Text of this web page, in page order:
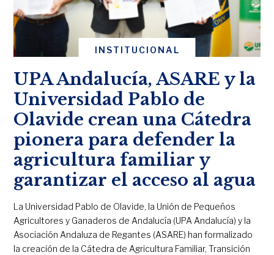
INSTITUCIONAL
UPA Andalucía, ASARE y la
Universidad Pablo de
Olavide crean una Cátedra
pionera para defender la
agricultura familiar y
garantizar el acceso al agua
La Universidad Pablo de Olavide, la Unión de Pequeños
Agricultores y Ganaderos de Andalucía (UPA Andalucía) y la
Asociación Andaluza de Regantes (ASARE) han formalizado
la creación de la Cátedra de Agricultura Familiar, Transición